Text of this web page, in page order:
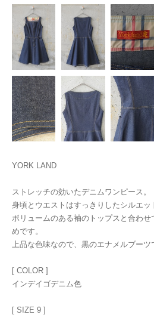
YORK LAND
ストレッチの効いたデニムワンピース。
身頃とウエストはすっきりしたシルエッ
ボリュームのある袖のトップスと合わ
めです。
上品な色味なので、黒のエナメルブーツ
[ COLOR ]
インデイゴデニム色
[ SIZE 9 ]